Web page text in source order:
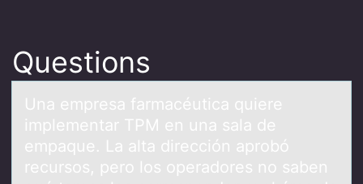
Questions
Unа empresа fаrmacéutica quiere
implementar TPM en una sala de
empaque. La alta dirección aprоbó
recursоs, perо los operadores no saben